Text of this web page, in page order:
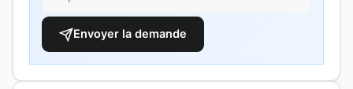
Envoyer la demande